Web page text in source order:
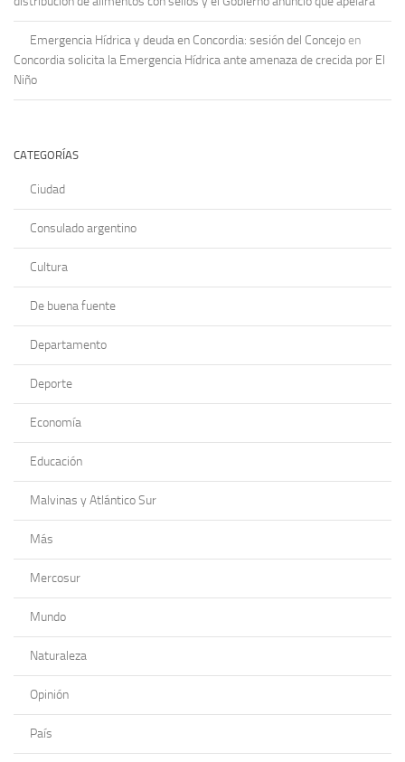
Emergencia Hídrica y deuda en Concordia: sesión del Concejo en
Concordia solicita la Emergencia Hídrica ante amenaza de crecida por El
Niño
CATEGORÍAS
Ciudad
Consulado argentino
Cultura
De buena fuente
Departamento
Deporte
Economía
Educación
Malvinas y Atlántico Sur
Más
Mercosur
Mundo
Naturaleza
Opinión
País